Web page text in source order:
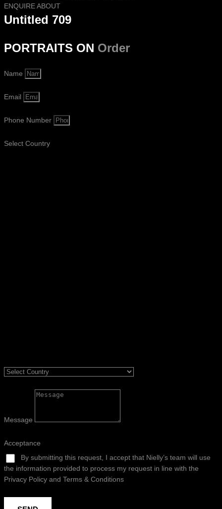
ENQUIRE ABOUT
Untitled 709
PORTRAITS ON Order
Name
Email
Phone Number
Select Country
Message
Acceptance
By submitting this request, I accept that Nielly’s team will use
the information provided to process my request in line with the
Privacy Policy and Terms & Conditions